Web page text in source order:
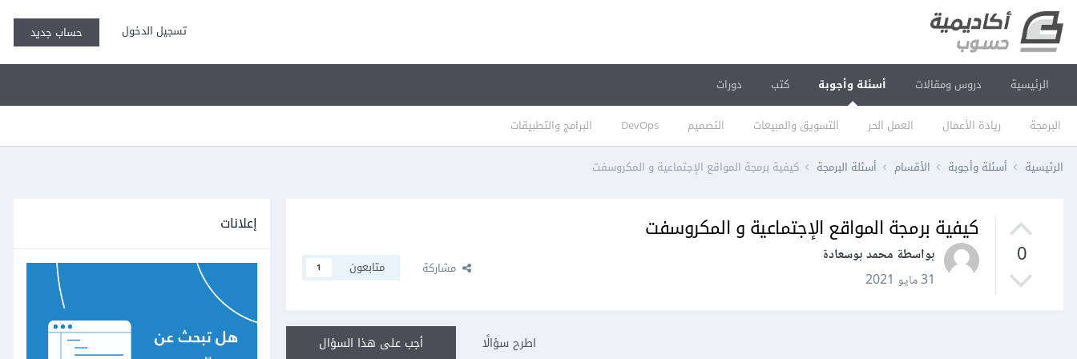
تسجيل الدخول حساب جديد
الرئيسية دروس ومقالات أسئلة وأجوبة
البرمجة ريادة الأعمال العمل الحر التسويق والمبيعات التصميم DevOps البرامج والتطبيقات
كتب دورات
الرئيسية أسئلة وأجوبة الأقسام أسئلة البرمجة كيفية برمجة المواقع الإجتماعية و المكروسفت
0
كيفية برمجة المواقع الإجتماعية و المكروسفت
بواسطة محمد بوسعادة
31 مايو 2021
مشاركة متابعون 1
أجب على هذا السؤال اطرح سؤالًا
إعلانات